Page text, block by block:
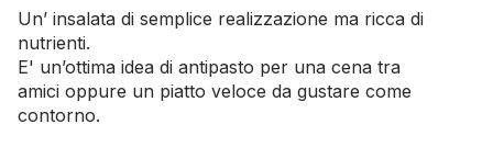
Un’ insalata di semplice realizzazione ma ricca di
nutrienti.
E' un’ottima idea di antipasto per una cena tra
amici oppure un piatto veloce da gustare come
contorno.